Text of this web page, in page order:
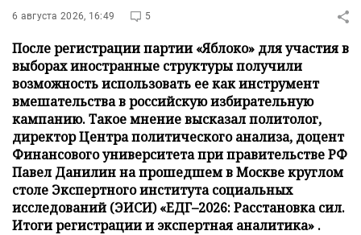
6 августа 2026, 16:49 5
После регистрации партии «Яблоко» для участия в
выборах иностранные структуры получили
возможность использовать ее как инструмент
вмешательства в российскую избирательную
кампанию. Такое мнение высказал политолог,
директор Центра политического анализа, доцент
Финансового университета при правительстве РФ
Павел Данилин на прошедшем в Москве круглом
столе Экспертного института социальных
исследований (ЭИСИ) «ЕДГ–2026: Расстановка сил.
Итоги регистрации и экспертная аналитика» .